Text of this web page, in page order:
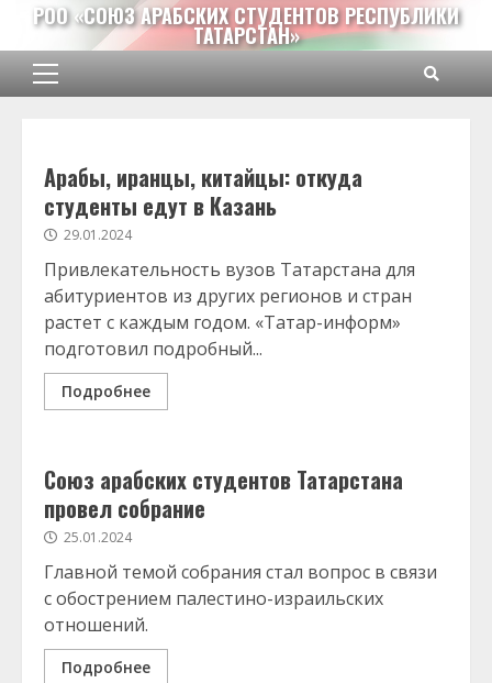
Перейти
содержимому
РОО «СОЮЗ АРАБСКИХ СТУДЕНТОВ РЕСПУБЛИКИ
ТАТАРСТАН»
Основное
Арабы, иранцы, китайцы: откуда
студенты едут в Казань
29.01.2024
Привлекательность вузов Татарстана для
абитуриентов из других регионов и стран
растет с каждым годом. «Татар-информ»
подготовил подробный...
Подробнее
Союз арабских студентов Татарстана
провел собрание
25.01.2024
Главной темой собрания стал вопрос в связи
с обострением палестино-израильских
отношений.
Подробнее